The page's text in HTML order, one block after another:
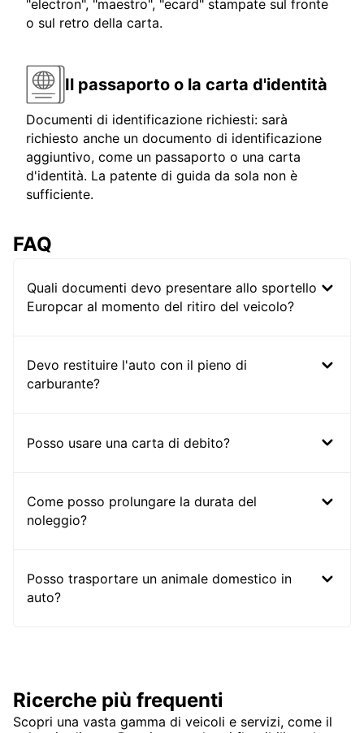
"electron", "maestro", "ecard" stampate sul fronte
o sul retro della carta.
Il passaporto o la carta d'identità
Documenti di identificazione richiesti: sarà
richiesto anche un documento di identificazione
aggiuntivo, come un passaporto o una carta
d'identità. La patente di guida da sola non è
sufficiente.
FAQ
Quali documenti devo presentare allo sportello
Europcar al momento del ritiro del veicolo?
Devo restituire l'auto con il pieno di
carburante?
Posso usare una carta di debito?
Come posso prolungare la durata del
noleggio?
Posso trasportare un animale domestico in
auto?
Ricerche più frequenti
Scopri una vasta gamma di veicoli e servizi, come il